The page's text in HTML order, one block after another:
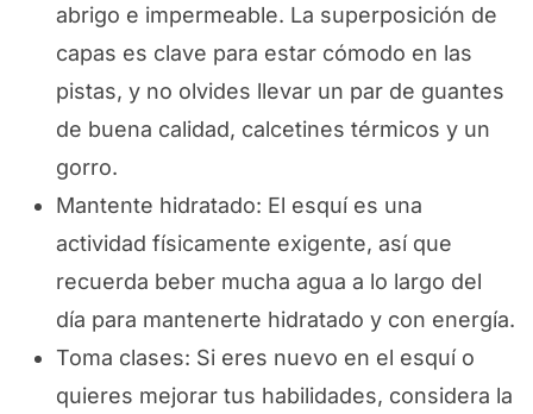
abrigo e impermeable. La superposición de
capas es clave para estar cómodo en las
pistas, y no olvides llevar un par de guantes
de buena calidad, calcetines térmicos y un
gorro.
Mantente hidratado: El esquí es una
actividad físicamente exigente, así que
recuerda beber mucha agua a lo largo del
día para mantenerte hidratado y con energía.
Toma clases: Si eres nuevo en el esquí o
quieres mejorar tus habilidades, considera la